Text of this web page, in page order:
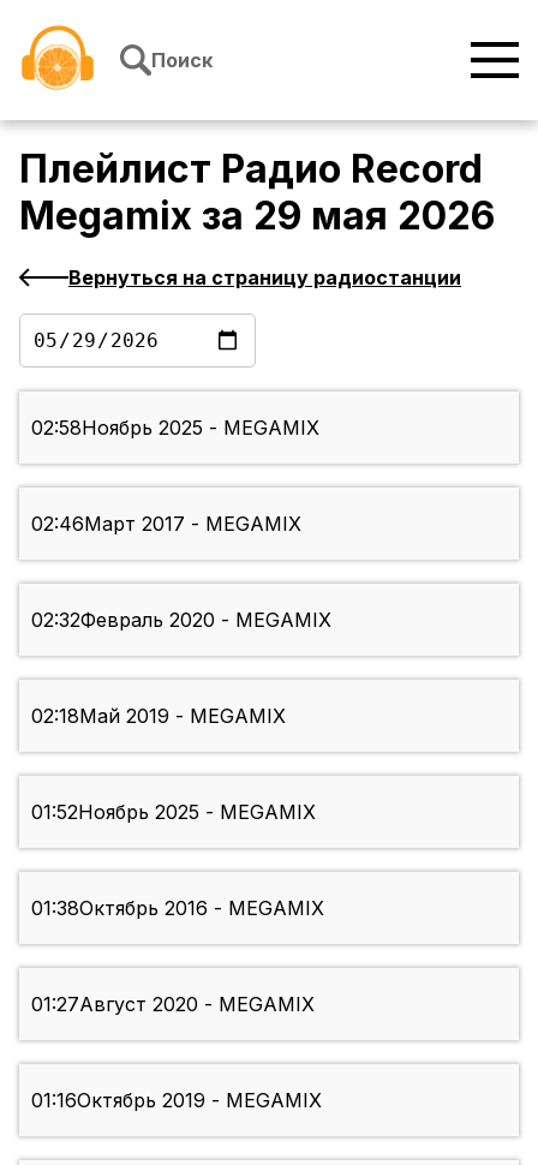
Поиск
Плейлист Радио Record
Megamix за 29 мая 2026
Вернуться на страницу радиостанции
02:58Ноябрь 2025 - MEGAMIX
02:46Март 2017 - MEGAMIX
02:32Февраль 2020 - MEGAMIX
02:18Май 2019 - MEGAMIX
01:52Ноябрь 2025 - MEGAMIX
01:38Октябрь 2016 - MEGAMIX
01:27Август 2020 - MEGAMIX
01:16Октябрь 2019 - MEGAMIX